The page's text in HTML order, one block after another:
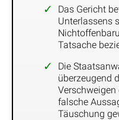
Das Gericht
Unterlassens
Tatsache
Die
überzeugend
falsche
Täuschung